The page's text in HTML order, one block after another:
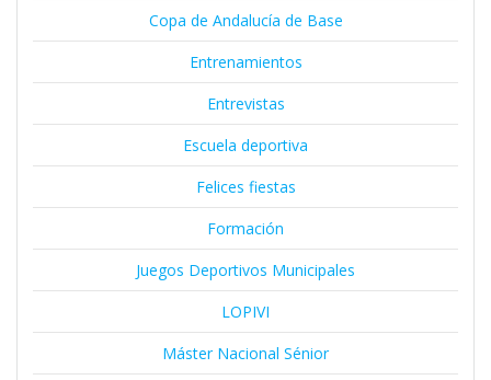
Copa de Andalucía de Base
Entrenamientos
Entrevistas
Escuela deportiva
Felices fiestas
Formación
Juegos Deportivos Municipales
LOPIVI
Máster Nacional Sénior